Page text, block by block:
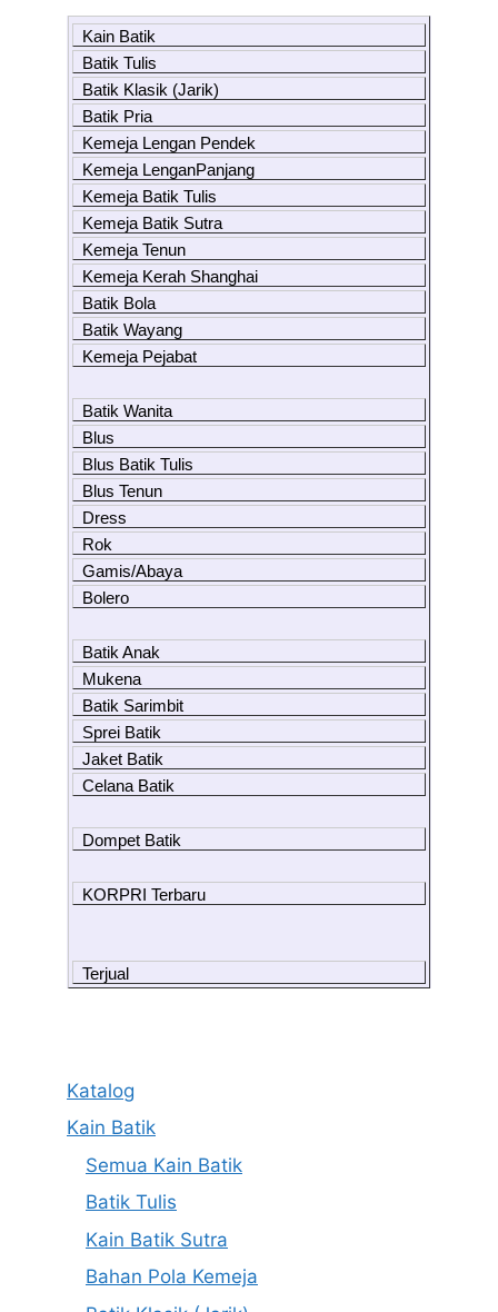
Kain Batik
Batik Tulis
Batik Klasik (Jarik)
Batik Pria
Kemeja Lengan Pendek
Kemeja LenganPanjang
Kemeja Batik Tulis
Kemeja Batik Sutra
Kemeja Tenun
Kemeja Kerah Shanghai
Batik Bola
Batik Wayang
Kemeja Pejabat
Batik Wanita
Blus
Blus Batik Tulis
Blus Tenun
Dress
Rok
Gamis/Abaya
Bolero
Batik Anak
Mukena
Batik Sarimbit
Sprei Batik
Jaket Batik
Celana Batik
Dompet Batik
KORPRI Terbaru
Terjual
Katalog
Kain Batik
Semua Kain Batik
Batik Tulis
Kain Batik Sutra
Bahan Pola Kemeja